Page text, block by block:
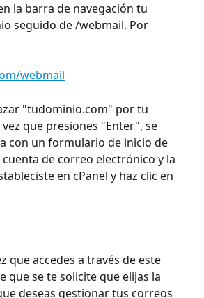
la barra de navegación tu
seguido de /webmail. Por
webmail
"tudominio.com" por tu
que presiones "Enter", se
con un formulario de inicio de
de correo electrónico y la
en cPanel y haz clic en
que accedes a través de este
que se te solicite que elijas la
deseas gestionar tus correos